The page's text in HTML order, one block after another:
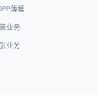
薄膜
业务
业务